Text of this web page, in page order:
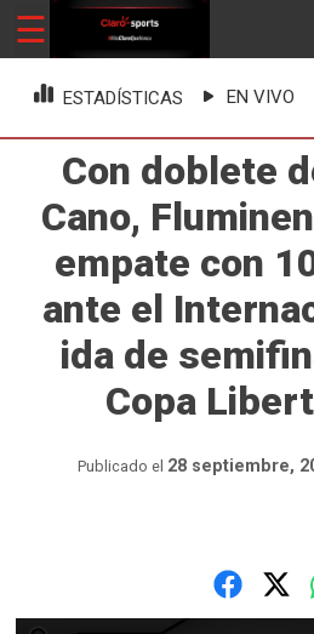
Skip
☰
ClaroSports
Más Claro que nunca
ESTADÍSTICAS EN VIVO
Con doblete
Cano,
empate con
ante el
ida de
Copa
Publicado el 28 septiembre,